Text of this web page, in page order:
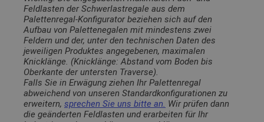
Feldlasten der Schwerlastregale aus dem
Palettenregal-Konfigurator beziehen sich auf den
Aufbau von Palettenegalen mit mindestens zwei
Feldern und der, unter den technischen Daten des
jeweiligen Produktes angegebenen, maximalen
Knicklänge. (Knicklänge: Abstand vom Boden bis
Oberkante der untersten Traverse).
Falls Sie in Erwägung ziehen Ihr Palettenregal
abweichend von unseren Standardkonfigurationen zu
erweitern, sprechen Sie uns bitte an. Wir prüfen dann
die geänderten Feldlasten und erarbeiten für Ihr